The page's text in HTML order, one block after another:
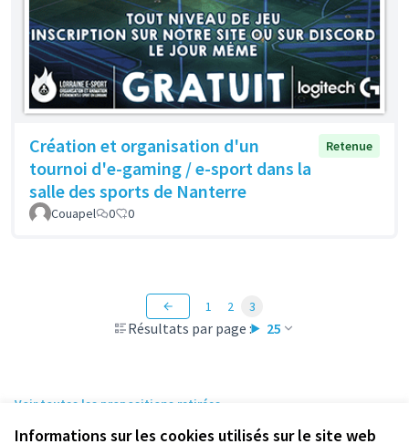
Informations sur les cookies utilisés sur le site web
Création et organisation d'un
tournoi d'e-gaming / e-sport dans la
salle des sports de Nanterre
Retenue
Couapel 0 0
Résultats par page : 25
1 2 3
Voir toutes les propositions retirées